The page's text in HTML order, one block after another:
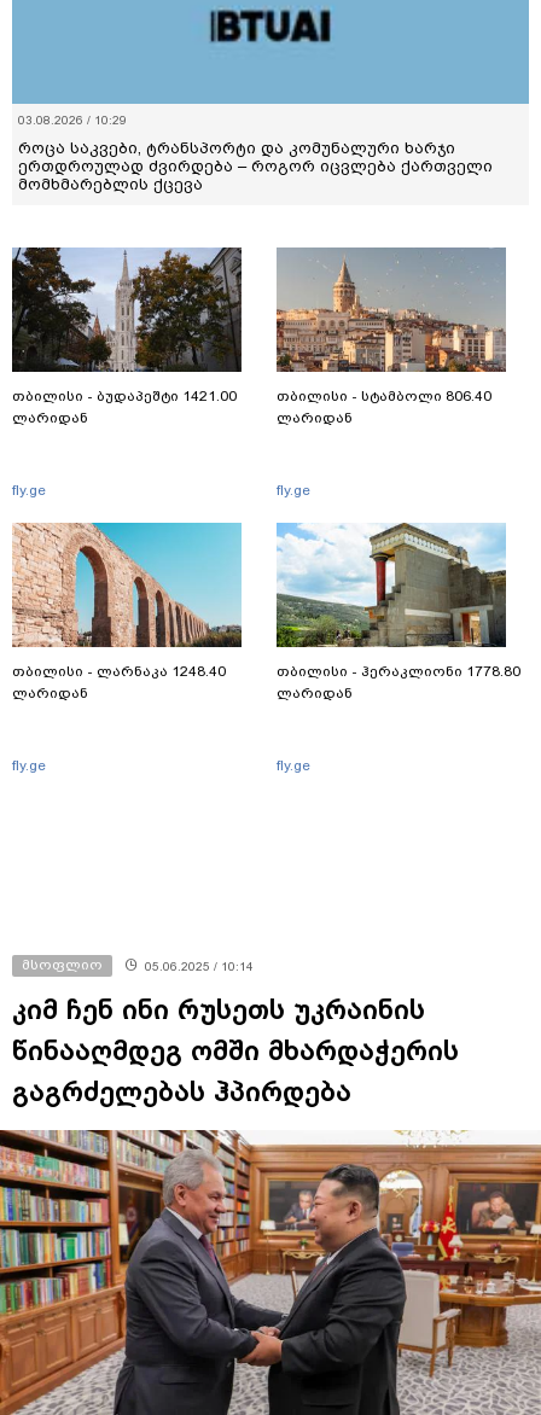
03.08.2026 / 10:29
როცა საკვები, ტრანსპორტი და კომუნალური ხარჯი
ერთდროულად ძვირდება – როგორ იცვლება ქართველი
მომხმარებლის ქცევა
თბილისი - ბუდაპეშტი 1421.00
ლარიდან
fly.ge
თბილისი - ლარნაკა 1248.40
ლარიდან
fly.ge
თბილისი - სტამბოლი 806.40
ლარიდან
fly.ge
თბილისი - ჰერაკლიონი 1778.80
ლარიდან
fly.ge
მსოფლიო 05.06.2025 / 10:14
კიმ ჩენ ინი რუსეთს უკრაინის
წინააღმდეგ ომში მხარდაჭერის
გაგრძელებას ჰპირდება